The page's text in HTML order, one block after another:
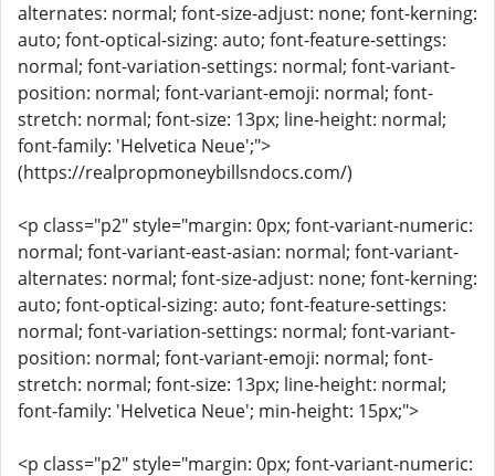
alternates: normal; font-size-adjust: none; font-kerning:
auto; font-optical-sizing: auto; font-feature-settings:
normal; font-variation-settings: normal; font-variant-
position: normal; font-variant-emoji: normal; font-
stretch: normal; font-size: 13px; line-height: normal;
font-family: 'Helvetica Neue';">
(https://realpropmoneybillsndocs.com/)
<p class="p2" style="margin: 0px; font-variant-numeric:
normal; font-variant-east-asian: normal; font-variant-
alternates: normal; font-size-adjust: none; font-kerning:
auto; font-optical-sizing: auto; font-feature-settings:
normal; font-variation-settings: normal; font-variant-
position: normal; font-variant-emoji: normal; font-
stretch: normal; font-size: 13px; line-height: normal;
font-family: 'Helvetica Neue'; min-height: 15px;">
<p class="p2" style="margin: 0px; font-variant-numeric: